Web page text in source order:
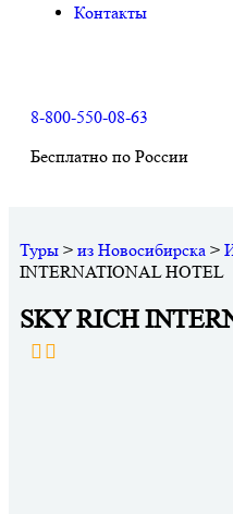
Контакты
8-800-550-08-63
Бесплатно по России
Туры > из Новосибирска >
INTERNATIONAL HOTEL
SKY RICH